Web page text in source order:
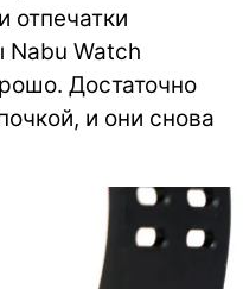
отпечатки
Nabu Watch
Достаточно
и они снова